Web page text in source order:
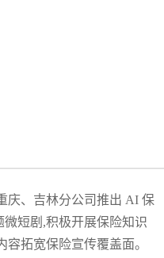
庆、吉林分公司推出 AI 保
短剧,积极开展保险知识
拓宽保险宣传覆盖面。